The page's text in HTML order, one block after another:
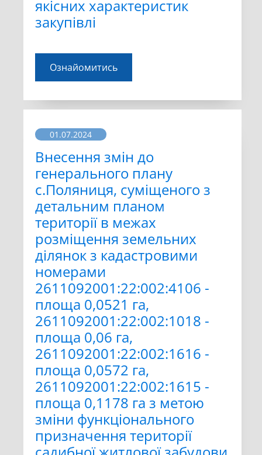
якісних характеристик
закупівлі
Ознайомитись
01.07.2024
Внесення змін до
генерального плану
с.Поляниця, суміщеного з
детальним планом
території в межах
розміщення земельних
ділянок з кадастровими
номерами
2611092001:22:002:4106 -
площа 0,0521 га,
2611092001:22:002:1018 -
площа 0,06 га,
2611092001:22:002:1616 -
площа 0,0572 га,
2611092001:22:002:1615 -
площа 0,1178 га з метою
зміни функціонального
призначення території